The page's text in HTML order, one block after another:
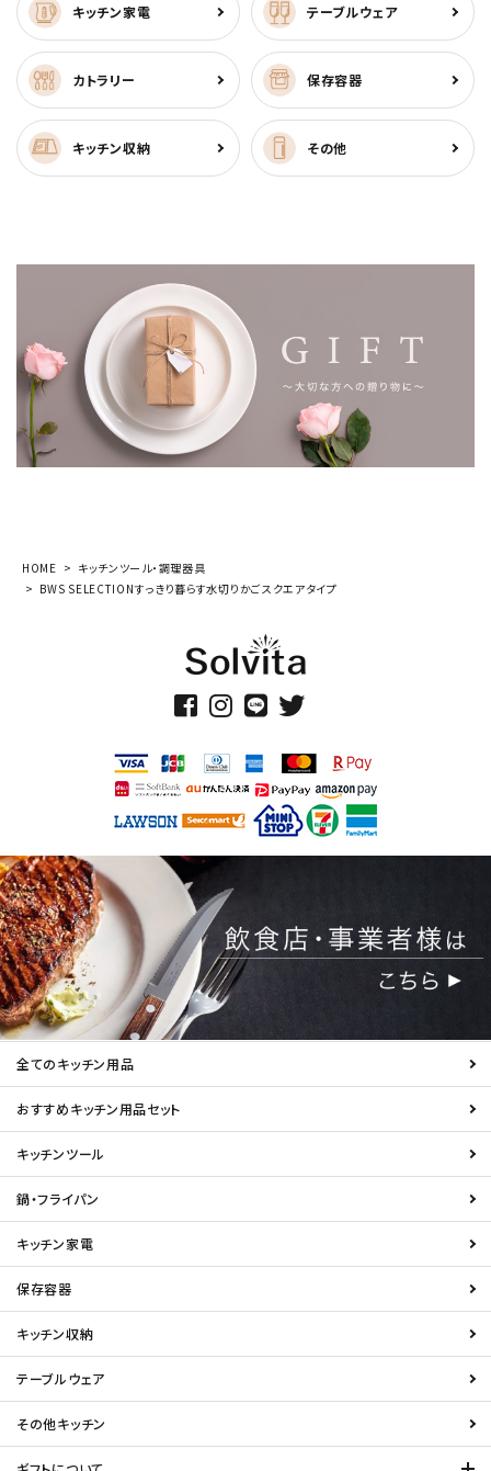
キッチン家電 テーブルウェア
カトラリー 保存容器
キッチン収納 その他
HOME
キッチンツール・調理器具
BWS SELECTIONすっきり暮らす水切りかごスクエアタイプ
全てのキッチン用品
おすすめキッチン用品セット
キッチンツール
鍋・フライパン
キッチン家電
保存容器
キッチン収納
テーブルウェア
その他キッチン